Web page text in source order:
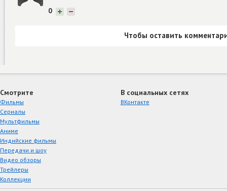
0 + −
Чтобы оставить
Смотрите
Фильмы
Сериалы
Мультфильмы
Аниме
Индийские фильмы
Передачи и шоу
Видео обзоры
Трейлеры
Коллекции
В социальных сетях
ВКонтакте